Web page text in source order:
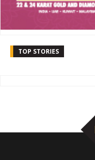
TOP STORIES